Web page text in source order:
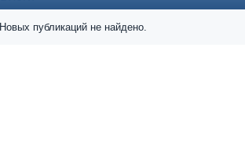
Новых публикаций не найдено.